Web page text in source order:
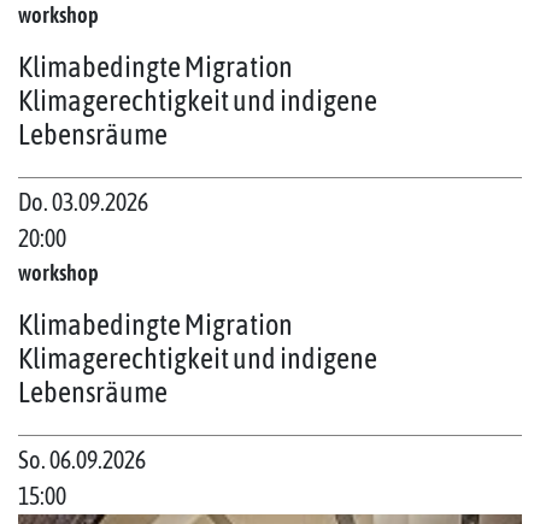
workshop
Klimabedingte Migration
Klimagerechtigkeit und indigene
Lebensräume
Do. 03.09.2026
20:00
workshop
Klimabedingte Migration
Klimagerechtigkeit und indigene
Lebensräume
So. 06.09.2026
15:00